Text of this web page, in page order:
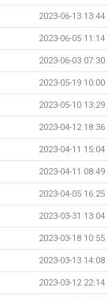
2023-06-13 13:44
2023-06-05 11:14
2023-06-03 07:30
2023-05-19 10:00
2023-05-10 13:29
2023-04-12 18:36
2023-04-11 15:04
2023-04-11 08:49
2023-04-05 16:25
2023-03-31 13:04
2023-03-18 10:55
2023-03-13 14:08
2023-03-12 22:14